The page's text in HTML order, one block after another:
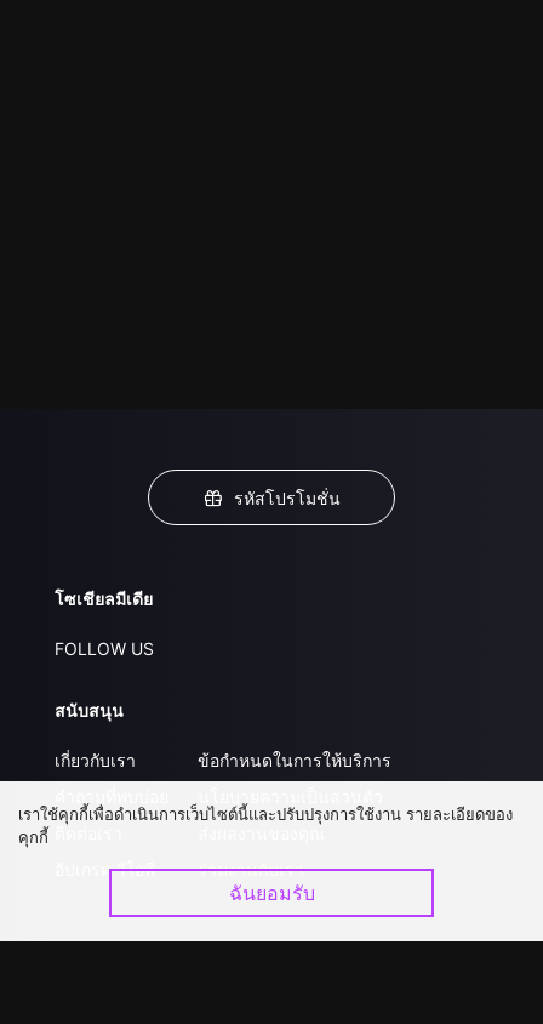
รหัสโปรโมชั่น
โซเชียลมีเดีย
FOLLOW US
สนับสนุน
เกี่ยวกับเรา
อัปเกรด วีไอพี
ข้อกำหนดในการให้บริการ
ร่วมงานกับเรา
เราใช้คุกกี้เพื่อดำเนินการเว็บไซต์นี้และปรับปรุงการใช้งาน รายละเอียดของ
คุกกี้
ฉันยอมรับ